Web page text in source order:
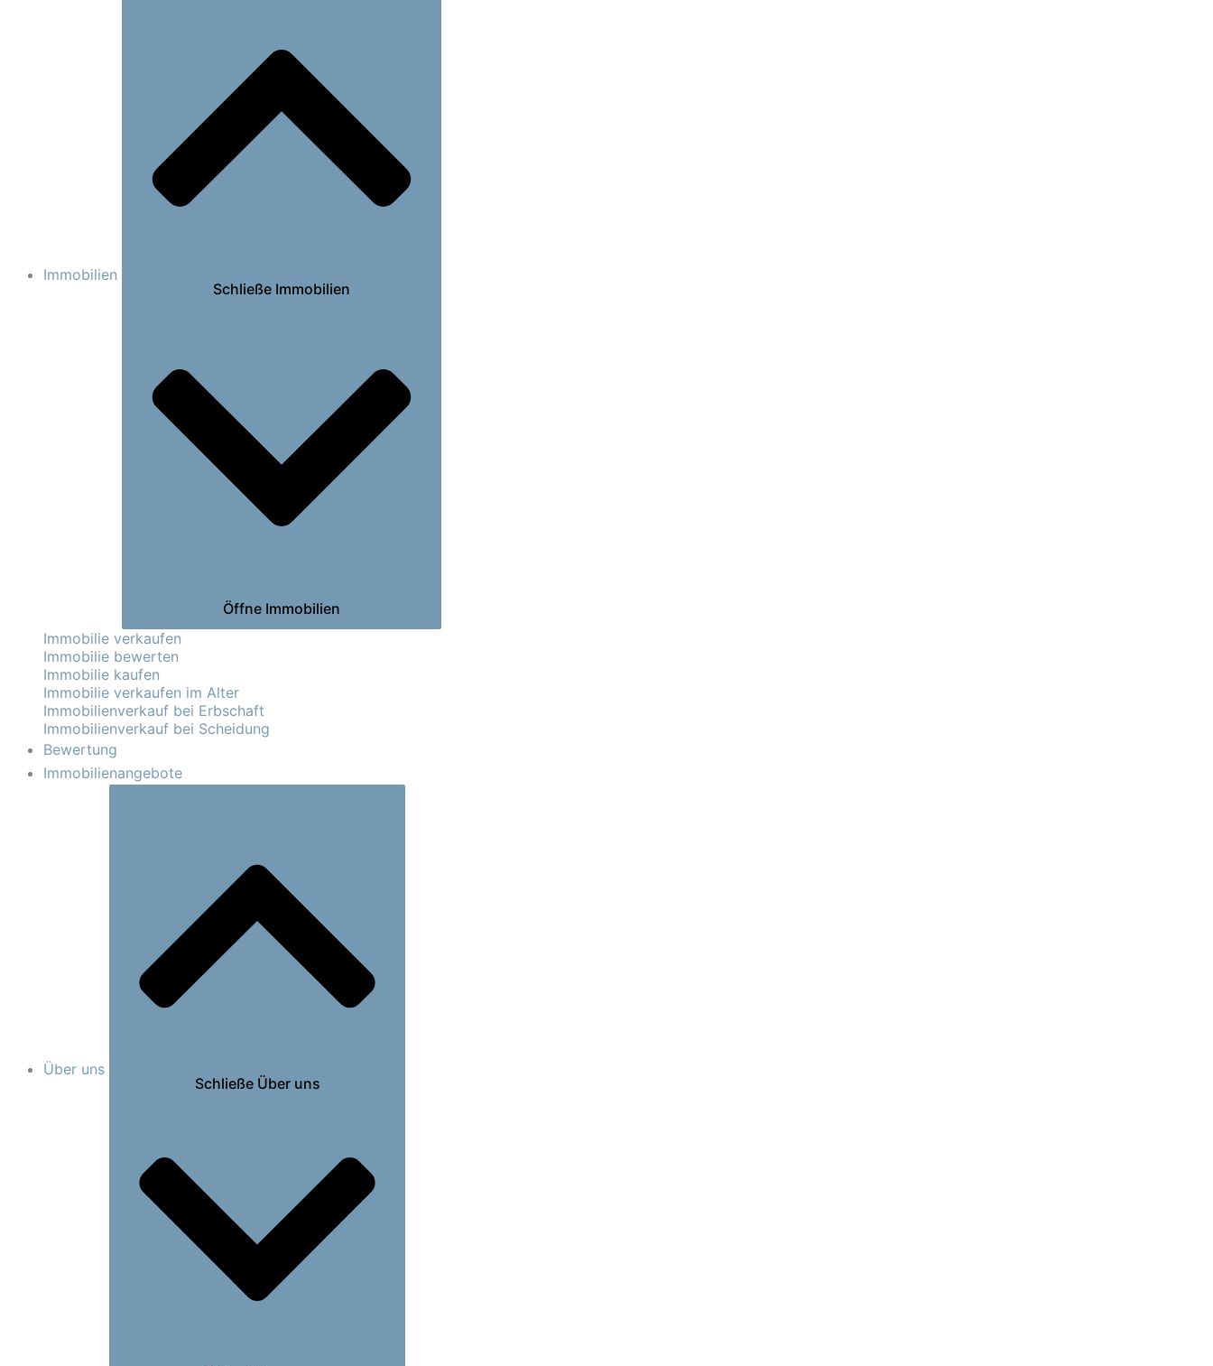
Immobilien
Schließe Immobilien
Öffne Immobilien
Immobilie verkaufen
Immobilie bewerten
Immobilie kaufen
Immobilie verkaufen im Alter
Immobilienverkauf bei Erbschaft
Immobilienverkauf bei Scheidung
Bewertung
Immobilienangebote
Über uns
Schließe Über uns